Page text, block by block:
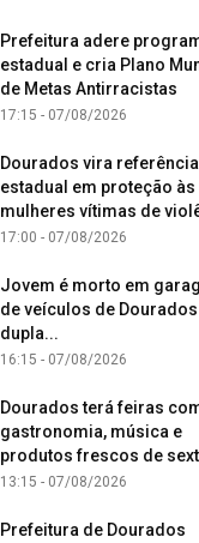
Prefeitura adere
estadual e cria Plano
de Metas Antirracistas
17:15 - 07/08/2026
Dourados vira referência
estadual em proteção às
mulheres vítimas de
17:00 - 07/08/2026
Jovem é morto em
de veículos de
dupla...
16:15 - 07/08/2026
Dourados terá feiras
gastronomia, música e
produtos frescos de
13:15 - 07/08/2026
Prefeitura de Dourados